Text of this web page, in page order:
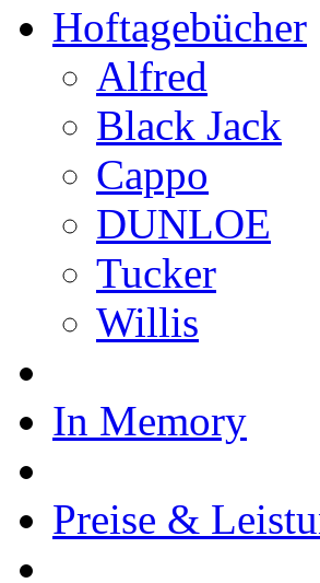
Hoftagebücher
Alfred
Black Jack
Cappo
DUNLOE
Tucker
Willis
In Memory
Preise &